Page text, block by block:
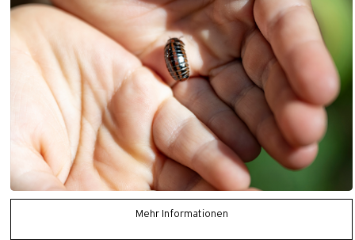
Mehr Informationen